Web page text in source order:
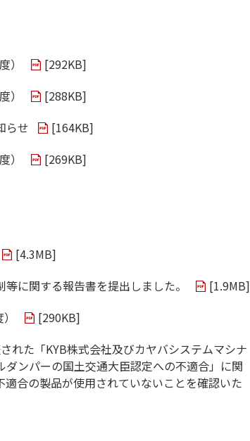
） [292KB]
） [288KB]
らせ [164KB]
） [269KB]
[4.3MB]
に関する報告書を提出しました。 [1.9MB]
[290KB]
れた「KYB株式会社及びカヤバシステムマシナ
ンパーの国土交通大臣認定への不適合」に関
合の製品が使用されていないことを確認いた